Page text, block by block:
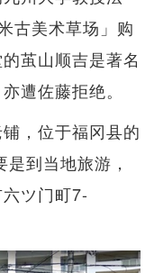
古美术草场」购
茧山顺吉是著名
遭佐藤拒绝。
，位于福冈县的
到当地旅游，
ツ门町7-